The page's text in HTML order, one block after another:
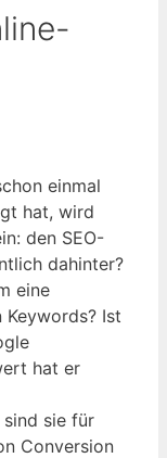
einmal
hat, wird
den SEO-
dahinter?
eine
Keywords? Ist
hat er
sind sie für
Conversion